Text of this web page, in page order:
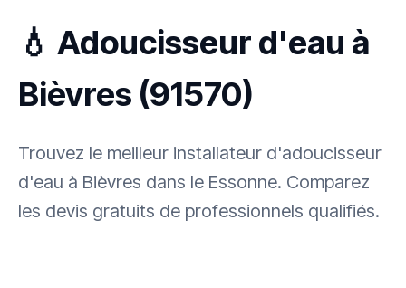
💧 Adoucisseur d'eau à
Bièvres (91570)
Trouvez le meilleur installateur d'adoucisseur
d'eau à Bièvres dans le Essonne. Comparez
les devis gratuits de professionnels qualifiés.